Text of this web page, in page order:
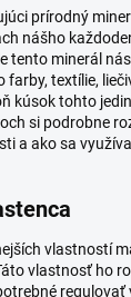
prírodný
nášho
tento minerál
farby, textílie,
kúsok tohto
si podrobne
a ako sa
vlastností
vlastnosť ho